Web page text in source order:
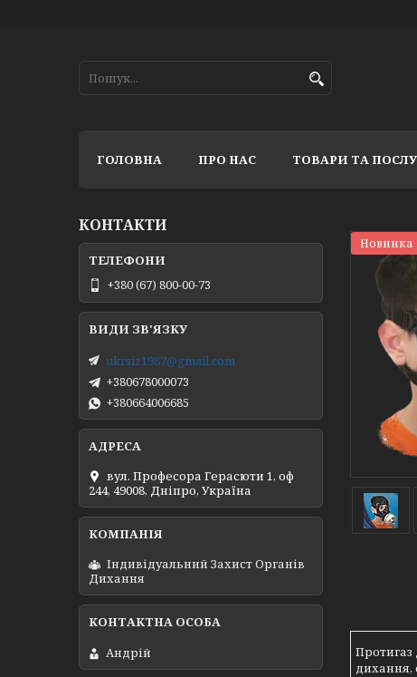
ГОЛОВНА ПРО НАС ТОВАРИ ТА
Новинка
Протигаз
дихання,
КОНТАКТИ
+380 (67) 800-00-73
ukrsiz1987@gmail.com
+380678000073
+380664006685
вул. Професора Герасюти 1, оф
244, 49008, Дніпро, Україна
Індивідуальний Захист Органів
Дихання
Андрій